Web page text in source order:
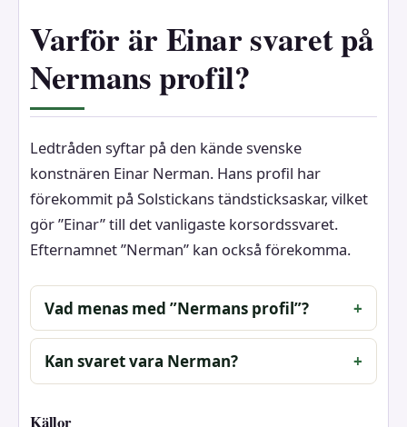
Varför är Einar svaret på
Nermans profil?
Ledtråden syftar på den kände svenske
konstnären Einar Nerman. Hans profil har
förekommit på Solstickans tändsticksaskar, vilket
gör ”Einar” till det vanligaste korsordssvaret.
Efternamnet ”Nerman” kan också förekomma.
Vad menas med ”Nermans profil”?
Kan svaret vara Nerman?
Källor